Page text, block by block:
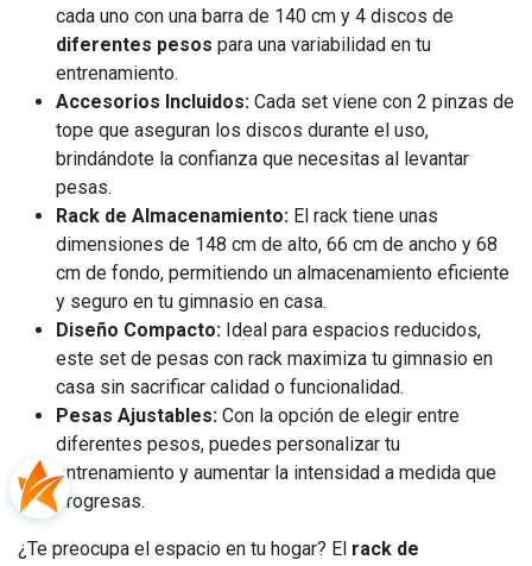
cada uno con una barra de 140 cm y 4 discos de
diferentes pesos para una variabilidad en tu
entrenamiento.
Accesorios Incluidos: Cada set viene con 2 pinzas de
tope que aseguran los discos durante el uso,
brindándote la confianza que necesitas al levantar
pesas.
Rack de Almacenamiento: El rack tiene unas
dimensiones de 148 cm de alto, 66 cm de ancho y 68
cm de fondo, permitiendo un almacenamiento eficiente
y seguro en tu gimnasio en casa.
Diseño Compacto: Ideal para espacios reducidos,
este set de pesas con rack maximiza tu gimnasio en
casa sin sacrificar calidad o funcionalidad.
Pesas Ajustables: Con la opción de elegir entre
diferentes pesos, puedes personalizar tu
entrenamiento y aumentar la intensidad a medida que
progresas.
¿Te preocupa el espacio en tu hogar? El rack de